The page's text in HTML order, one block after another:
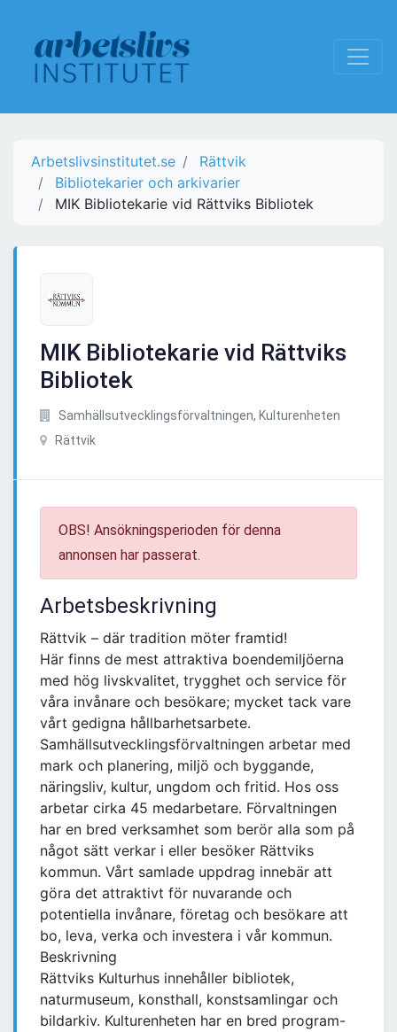
Arbetslivsinstitutet.se
Rättvik
Bibliotekarier och arkivarier
MIK Bibliotekarie vid Rättviks Bibliotek
MIK Bibliotekarie vid Rättviks
Bibliotek
Samhällsutvecklingsförvaltningen, Kulturenheten
Rättvik
OBS! Ansökningsperioden för denna
annonsen har passerat.
Arbetsbeskrivning
Rättvik – där tradition möter framtid!
Här finns de mest attraktiva boendemiljöerna
med hög livskvalitet, trygghet och service för
våra invånare och besökare; mycket tack vare
vårt gedigna hållbarhetsarbete.
Samhällsutvecklingsförvaltningen arbetar med
mark och planering, miljö och byggande,
näringsliv, kultur, ungdom och fritid. Hos oss
arbetar cirka 45 medarbetare. Förvaltningen
har en bred verksamhet som berör alla som på
något sätt verkar i eller besöker Rättviks
kommun. Vårt samlade uppdrag innebär att
göra det attraktivt för nuvarande och
potentiella invånare, företag och besökare att
bo, leva, verka och investera i vår kommun.
Beskrivning
Rättviks Kulturhus innehåller bibliotek,
naturmuseum, konsthall, konstsamlingar och
bildarkiv. Kulturenheten har en bred program-